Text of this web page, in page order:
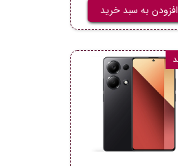
افزودن به سبد خرید